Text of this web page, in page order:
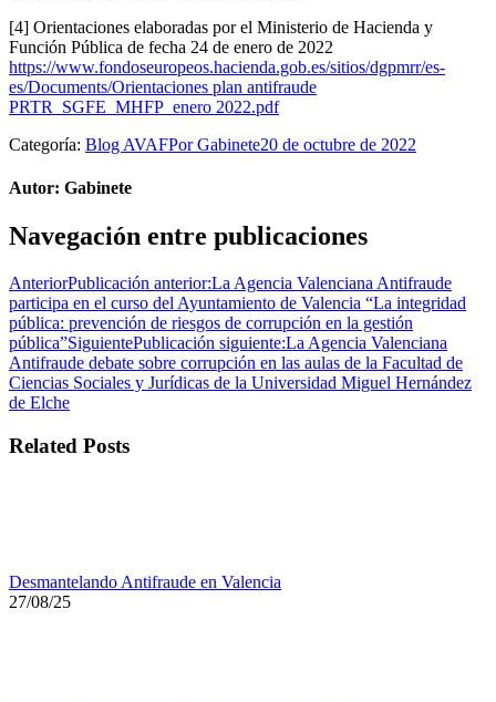
[4] Orientaciones elaboradas por el Ministerio de Hacienda y
Función Pública de fecha 24 de enero de 2022
https://www.fondoseuropeos.hacienda.gob.es/sitios/dgpmrr/es-
es/Documents/Orientaciones plan antifraude
PRTR_SGFE_MHFP_enero 2022.pdf
Categoría: Blog AVAFPorGabinete20 de octubre de 2022
Autor: Gabinete
Navegación entre publicaciones
AnteriorPublicación anterior:La Agencia Valenciana Antifraude
participa en el curso del Ayuntamiento de Valencia “La integridad
pública: prevención de riesgos de corrupción en la gestión
pública”SiguientePublicación siguiente:La Agencia Valenciana
Antifraude debate sobre corrupción en las aulas de la Facultad de
Ciencias Sociales y Jurídicas de la Universidad Miguel Hernández
de Elche
Related Posts
Desmantelando Antifraude en Valencia
27/08/25